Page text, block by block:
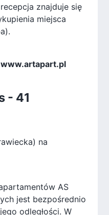
znajduje się
miejsca
www.artapart.pl
- 41
na
AS
jest bezpośrednio
odległości. W